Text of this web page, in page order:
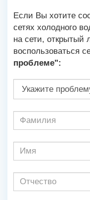
Если Вы хотите
сетях холодного
на сети, открытый
воспользоваться
проблеме":